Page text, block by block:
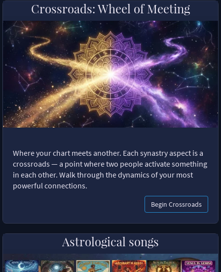
Crossroads: Wheel of Meeting
Where your chart meets another. Each synastry aspect is a
crossroads — a point where two people activate something
in each other. Walk through the dynamics of your most
powerful connections.
Begin Crossroads
Astrological songs